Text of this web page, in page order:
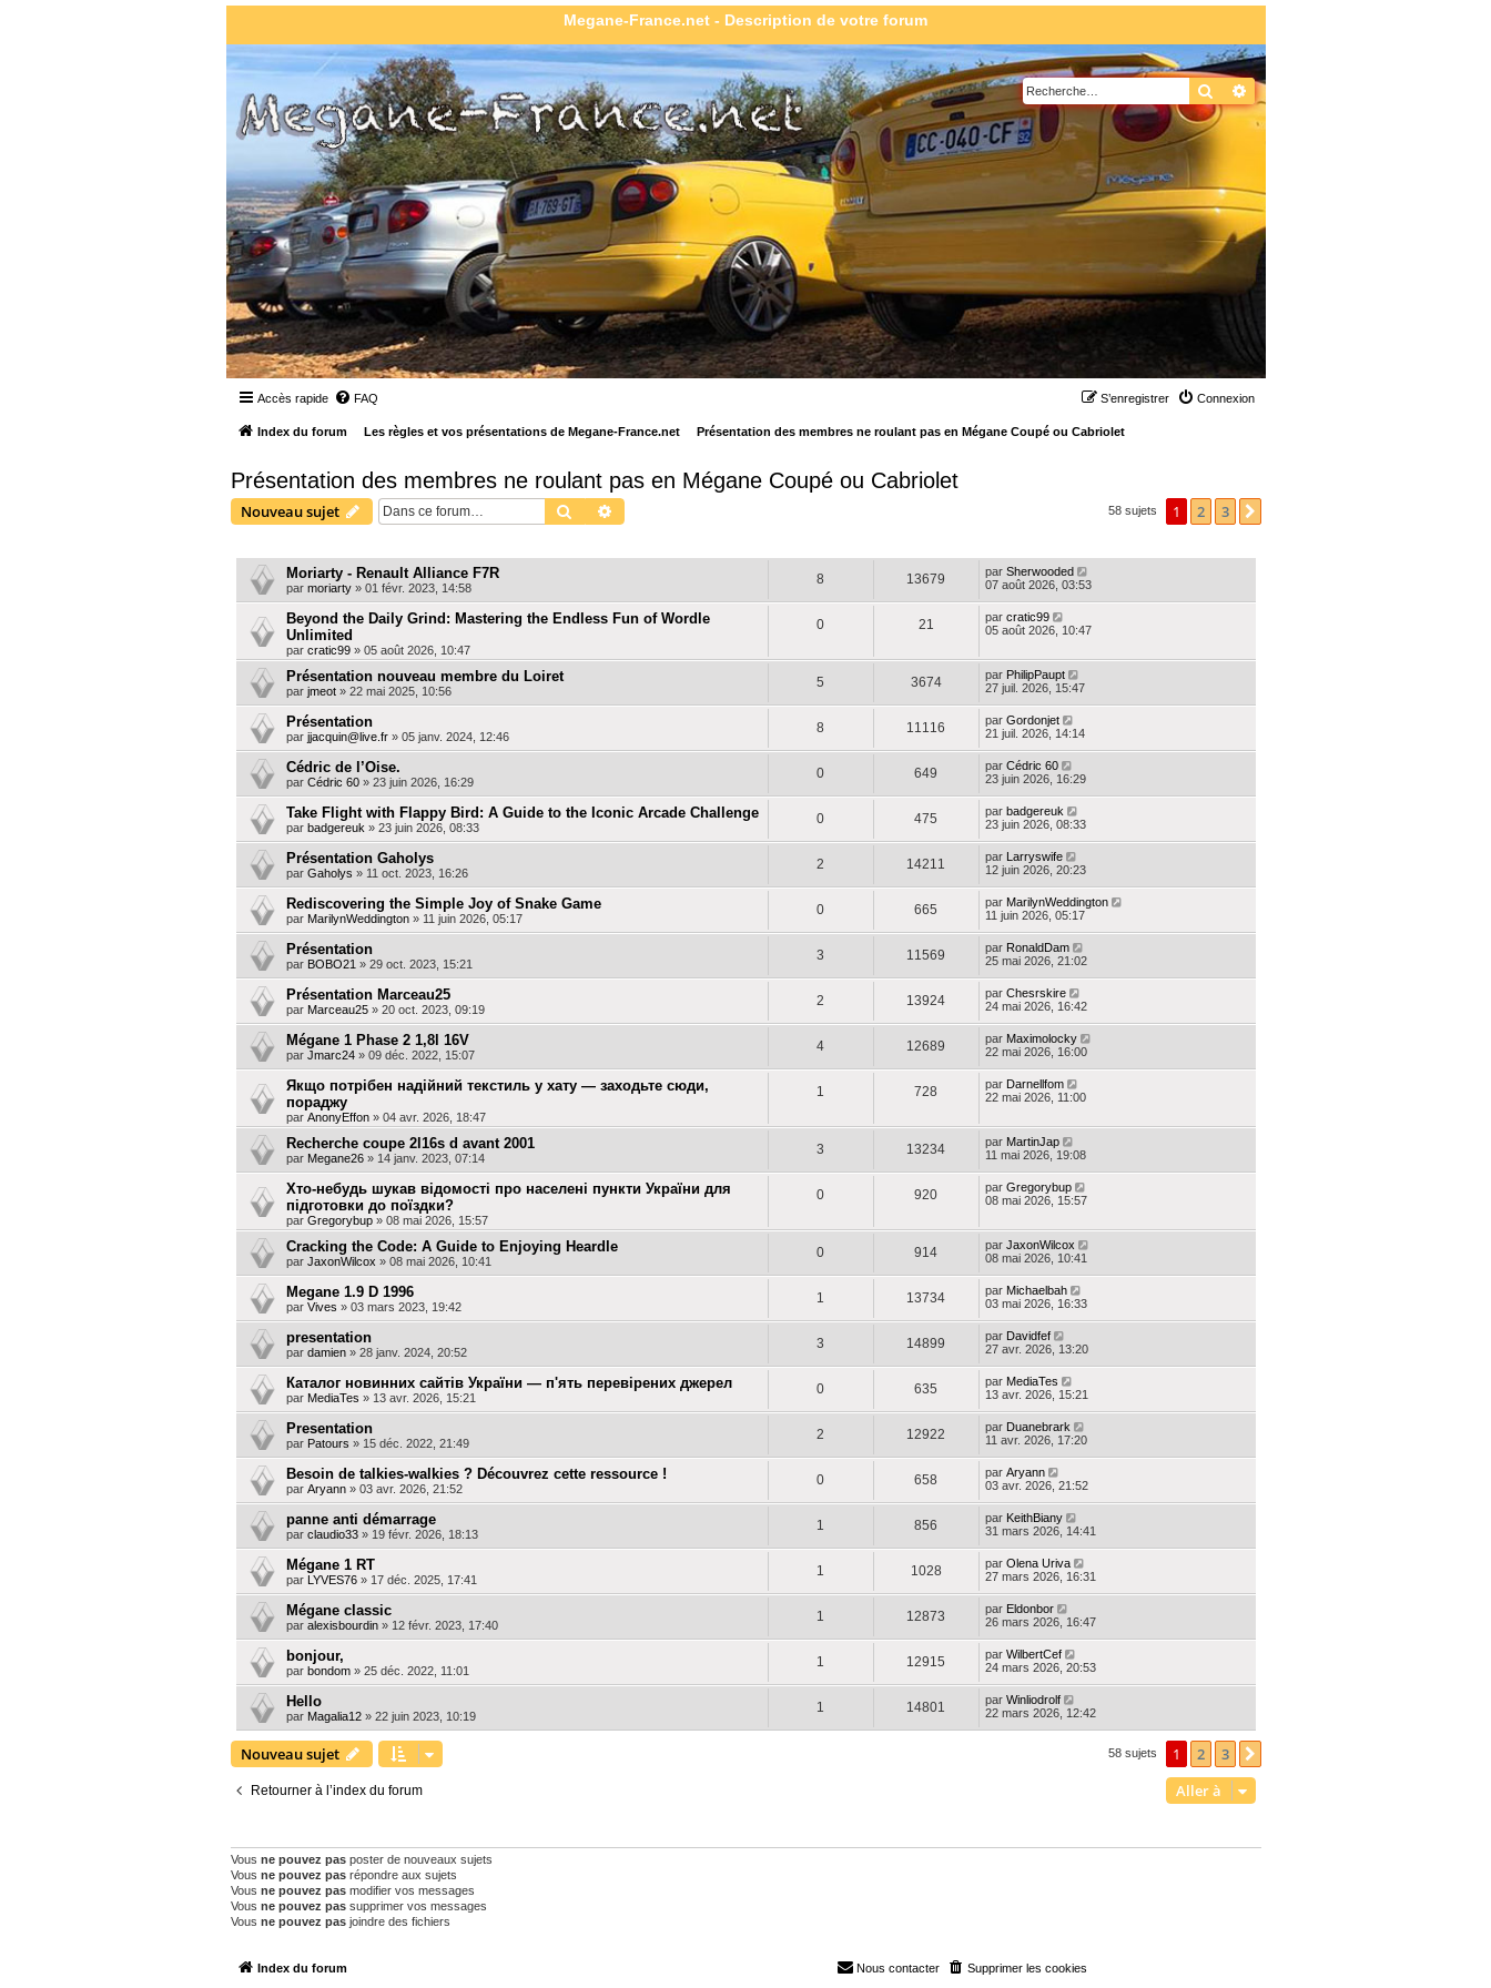
Megane-France.net - Description de votre forum
RechercherRecherche avancée
Accès rapide FAQ Connexion
S’enregistrer
Index du forum Les règles et vos présentations de Megane-France.net Présentation des membres ne roulant pas en Mégane Coupé ou Cabriolet
Présentation des membres ne roulant pas en Mégane Coupé ou Cabriolet
Nouveau sujet Rechercher 58 sujets 1 2 3
Moriarty - Renault Alliance F7R
par moriarty» 01 févr. 2023, 14:58
8 13679 par Sherwooded
07 août 2026, 03:53
Beyond the Daily Grind: Mastering the Endless Fun of Wordle
Unlimited
par cratic99» 05 août 2026, 10:47
0 21 par cratic99
05 août 2026, 10:47
Présentation nouveau membre du Loiret
par jmeot» 22 mai 2025, 10:56
5 3674 par PhilipPaupt
27 juil. 2026, 15:47
Présentation
par jjacquin@live.fr» 05 janv. 2024, 12:46
8 11116 par Gordonjet
21 juil. 2026, 14:14
Cédric de l’Oise.
par Cédric 60» 23 juin 2026, 16:29
0 649 par Cédric 60
23 juin 2026, 16:29
Take Flight with Flappy Bird: A Guide to the Iconic Arcade Challenge
par badgereuk » 23 juin 2026, 08:33
0 475 par badgereuk
23 juin 2026, 08:33
Présentation Gaholys
par Gaholys » 11 oct. 2023, 16:26
2 14211 par Larryswife
12 juin 2026, 20:23
Rediscovering the Simple Joy of Snake Game
par MarilynWeddington» 11 juin 2026, 05:17
0 665 par MarilynWeddington
11 juin 2026, 05:17
Présentation
par BOBO21 » 29 oct. 2023, 15:21
3 11569 par RonaldDam
25 mai 2026, 21:02
Présentation Marceau25
par Marceau25» 20 oct. 2023, 09:19
2 13924 par Chesrskire
24 mai 2026, 16:42
Mégane 1 Phase 2 1,8l 16V
par Jmarc24» 09 déc. 2022, 15:07
4 12689 par Maximolocky
22 mai 2026, 16:00
Якщо потрібен надійний текстиль у хату — заходьте сюди,
пораджу
par AnonyEffon» 04 avr. 2026, 18:47
1 728 par Darnellfom
22 mai 2026, 11:00
Recherche coupe 2l16s d avant 2001
par Megane26» 14 janv. 2023, 07:14
3 13234 par MartinJap
11 mai 2026, 19:08
Хто-небудь шукав відомості про населені пункти України для
підготовки до поїздки?
par Gregorybup» 08 mai 2026, 15:57
0 920 par Gregorybup
08 mai 2026, 15:57
Cracking the Code: A Guide to Enjoying Heardle
par JaxonWilcox » 08 mai 2026, 10:41
0 914 par JaxonWilcox
08 mai 2026, 10:41
Megane 1.9 D 1996
par Vives » 03 mars 2023, 19:42
1 13734 par Michaelbah
03 mai 2026, 16:33
presentation
par damien» 28 janv. 2024, 20:52
3 14899 par Davidfef
27 avr. 2026, 13:20
Каталог новинних сайтів України — п'ять перевірених джерел
par MediaTes » 13 avr. 2026, 15:21
0 635 par MediaTes
13 avr. 2026, 15:21
Presentation
par Patours » 15 déc. 2022, 21:49
2 12922 par Duanebrark
11 avr. 2026, 17:20
Besoin de talkies-walkies ? Découvrez cette ressource !
par Aryann» 03 avr. 2026, 21:52
0 658 par Aryann
03 avr. 2026, 21:52
panne anti démarrage
par claudio33» 19 févr. 2026, 18:13
1 856 par KeithBiany
31 mars 2026, 14:41
Mégane 1 RT
par LYVES76» 17 déc. 2025, 17:41
1 1028 par Olena Uriva
27 mars 2026, 16:31
Mégane classic
par alexisbourdin» 12 févr. 2023, 17:40
1 12873 par Eldonbor
26 mars 2026, 16:47
bonjour,
par bondom» 25 déc. 2022, 11:01
1 12915 par WilbertCef
24 mars 2026, 20:53
Hello
par Magalia12» 22 juin 2023, 10:19
1 14801 par Winliodrolf
22 mars 2026, 12:42
Nouveau sujet 58 sujets 1 2 3
Retourner à l’index du forum Aller à
Vous ne pouvez pasposter de nouveaux sujets
Vous ne pouvez pasrépondre aux sujets
Vous ne pouvez pasmodifier vos messages
Vous ne pouvez passupprimer vos messages
Vous ne pouvez pasjoindre des fichiers
Index du forum Supprimer les cookies
Nous contacter